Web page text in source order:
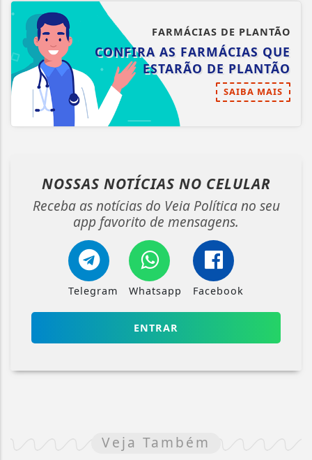
FARMÁCIAS DE PLANTÃO
CONFIRA AS FARMÁCIAS QUE
ESTARÃO DE PLANTÃO
SAIBA MAIS
NOSSAS NOTÍCIAS NO CELULAR
Receba as notícias do Veia Política no seu
app favorito de mensagens.
Telegram Whatsapp Facebook
ENTRAR
Veja Também